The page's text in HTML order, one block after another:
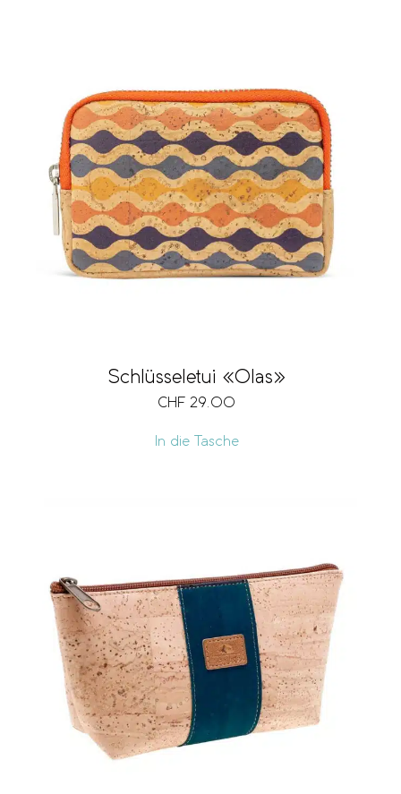
Schlüsseletui «Olas»
CHF 29.00
In die Tasche